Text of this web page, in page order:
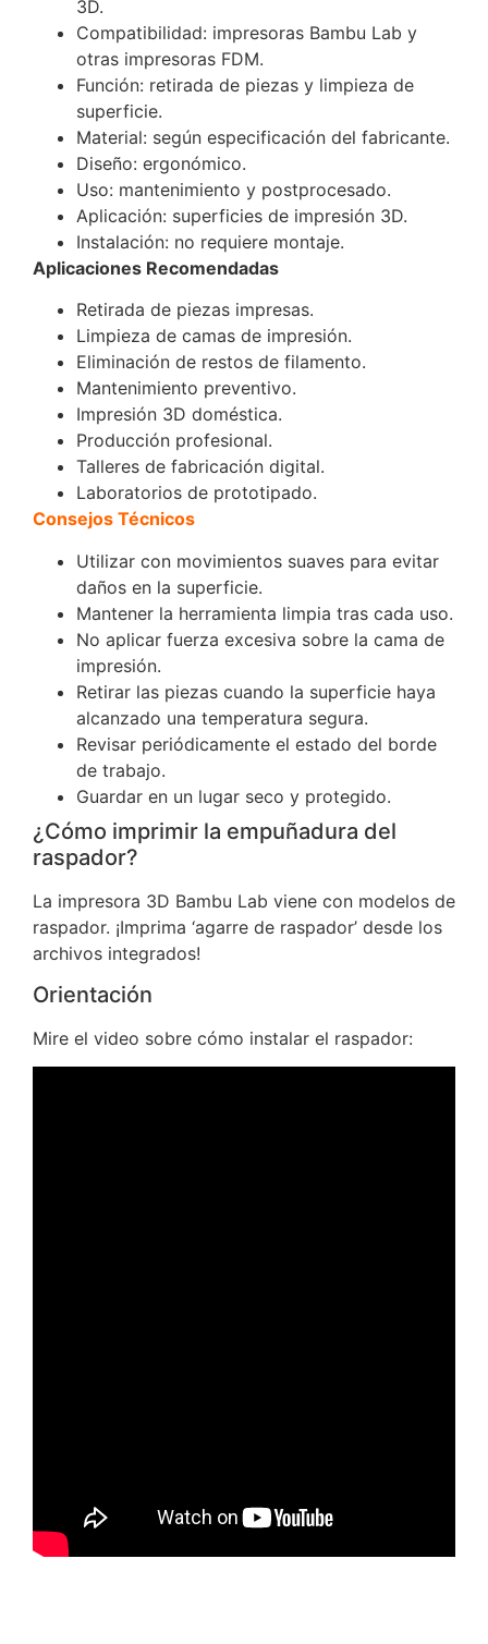
3D.
Compatibilidad: impresoras Bambu Lab y
otras impresoras FDM.
Función: retirada de piezas y limpieza de
superficie.
Material: según especificación del fabricante.
Diseño: ergonómico.
Uso: mantenimiento y postprocesado.
Aplicación: superficies de impresión 3D.
Instalación: no requiere montaje.
Aplicaciones Recomendadas
Retirada de piezas impresas.
Limpieza de camas de impresión.
Eliminación de restos de filamento.
Mantenimiento preventivo.
Impresión 3D doméstica.
Producción profesional.
Talleres de fabricación digital.
Laboratorios de prototipado.
Consejos Técnicos
Utilizar con movimientos suaves para evitar
daños en la superficie.
Mantener la herramienta limpia tras cada uso.
No aplicar fuerza excesiva sobre la cama de
impresión.
Retirar las piezas cuando la superficie haya
alcanzado una temperatura segura.
Revisar periódicamente el estado del borde
de trabajo.
Guardar en un lugar seco y protegido.
¿Cómo imprimir la empuñadura del
raspador?
La impresora 3D Bambu Lab viene con modelos de
raspador. ¡Imprima ‘agarre de raspador’ desde los
archivos integrados!
Orientación
Mire el video sobre cómo instalar el raspador: